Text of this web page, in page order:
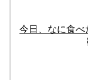
今日、なに食